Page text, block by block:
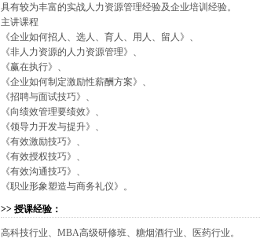
具有较为丰富的实战人力资源管理经验及企业培训经验。
主讲课程
《企业如何招人、选人、育人、用人、留人》、
《非人力资源的人力资源管理》、
《赢在执行》、
《企业如何制定激励性薪酬方案》、
《招聘与面试技巧》、
《向绩效管理要绩效》、
《领导力开发与提升》、
《有效激励技巧》、
《有效授权技巧》、
《有效沟通技巧》、
《职业形象塑造与商务礼仪》。
>> 授课经验：
高科技行业、MBA高级研修班、糖烟酒行业、医药行业。